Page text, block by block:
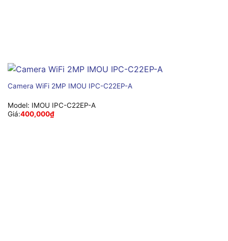
Camera WiFi 2MP IMOU IPC-C22EP-A
Model: IMOU IPC-C22EP-A
Giá:400,000₫